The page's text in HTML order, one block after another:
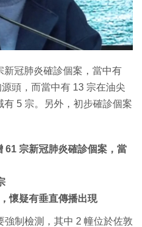
新冠肺炎確診個案，當中有
頭，而當中有 13 宗在油尖
5 宗。另外，初步確診個案
61 宗新冠肺炎確診個案，當
懷疑有垂直傳播出現
強制檢測，其中 2 幢位於佐敦